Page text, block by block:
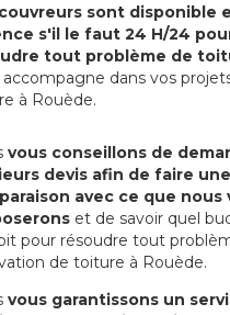
couvreurs sont disponible
s'il le faut 24 H/24
tout problème de
dans vos
à Rouède.
vous conseillons de
devis afin de faire une
avec ce que nous
et de savoir quel
pour résoudre tout
de toiture à Rouède.
vous garantissons un